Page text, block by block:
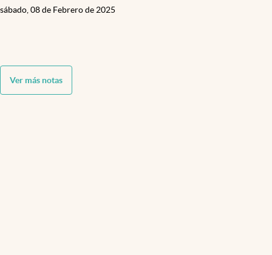
sábado, 08 de Febrero de 2025
Ver más notas